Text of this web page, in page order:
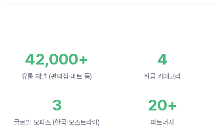
42,000+
유통 채널 (편의점·마트 등)
4
취급 카테고리
3
글로벌 오피스 (한국·오스트리아)
20+
파트너사